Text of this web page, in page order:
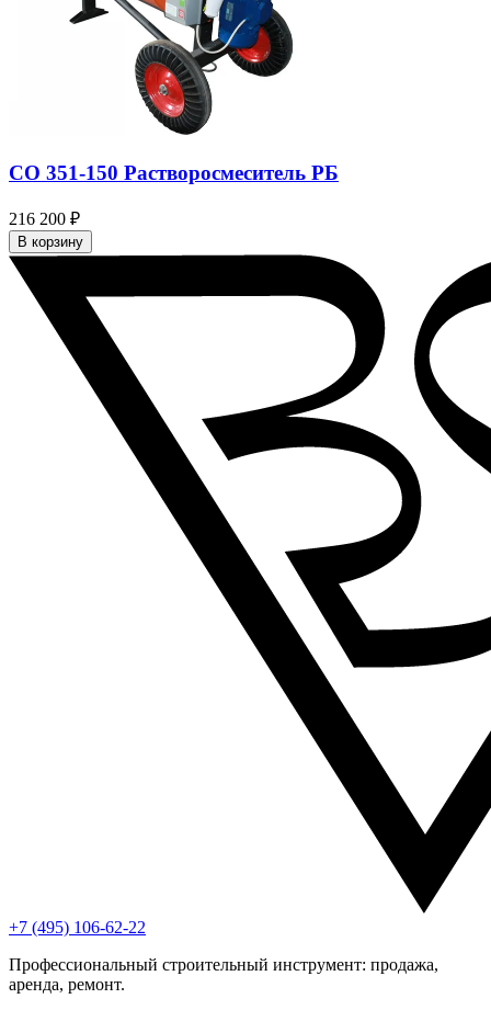
СО 351-150 Растворосмеситель РБ
216 200 ₽
В корзину
+7 (495) 106-62-22
Профессиональный строительный инструмент: продажа,
аренда, ремонт.